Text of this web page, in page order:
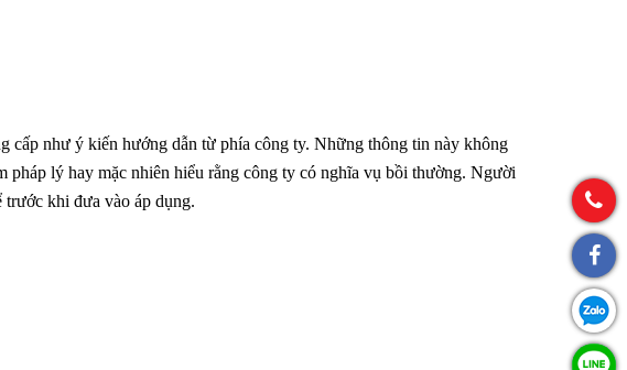
cấp như ý kiến hướng dẫn từ phía công ty. Những thông tin này không
pháp lý hay mặc nhiên hiểu rằng công ty có nghĩa vụ bồi thường. Người
trước khi đưa vào áp dụng.